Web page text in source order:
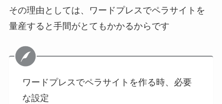
その理由としては、ワードプレスでペラサイトを
量産すると手間がとてもかかるからです
ワードプレスでペラサイトを作る時、必要
な設定